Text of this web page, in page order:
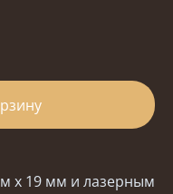
м x 19 мм и лазерным